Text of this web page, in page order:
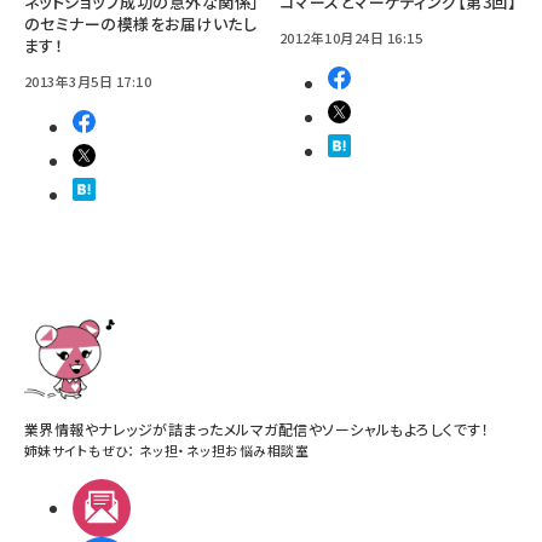
のセミナーの模様をお届けいたし
ます！
2013年3月5日 17:10
2012年10月24日 16:15
業界情報やナレッジが詰まったメルマガ配信やソーシャルもよろしくです！
姉妹サイトもぜひ： ネッ担・ ネッ担お悩み相談室